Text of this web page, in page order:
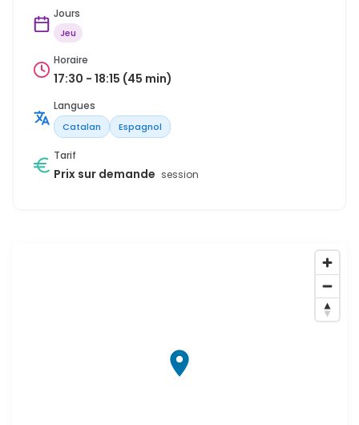
Jours
Jeu
Horaire
17:30 - 18:15 (45 min)
Langues
Catalan Espagnol
Tarif
Prix sur demande session